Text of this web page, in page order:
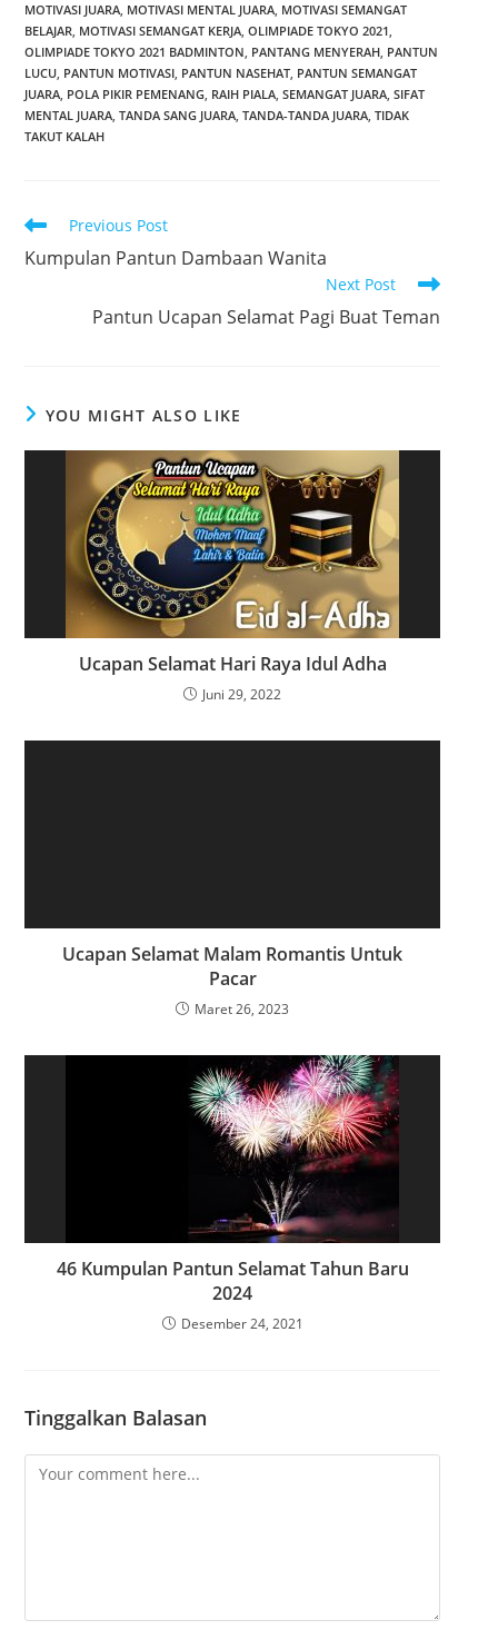
MOTIVASI JUARA, MOTIVASI MENTAL JUARA, MOTIVASI SEMANGAT
BELAJAR, MOTIVASI SEMANGAT KERJA, OLIMPIADE TOKYO 2021,
OLIMPIADE TOKYO 2021 BADMINTON, PANTANG MENYERAH, PANTUN
LUCU, PANTUN MOTIVASI, PANTUN NASEHAT, PANTUN SEMANGAT
JUARA, POLA PIKIR PEMENANG, RAIH PIALA, SEMANGAT JUARA, SIFAT
MENTAL JUARA, TANDA SANG JUARA, TANDA-TANDA JUARA, TIDAK
TAKUT KALAH
R
e
r
e
l
Previous Post
Kumpulan Pantun Dambaan Wanita
Next Post
Pantun Ucapan Selamat Pagi Buat Teman
YOU MIGHT ALSO LIKE
Ucapan Selamat Hari Raya Idul Adha
Juni 29, 2022
Ucapan Selamat Malam Romantis Untuk
Pacar
Maret 26, 2023
46 Kumpulan Pantun Selamat Tahun Baru
2024
Desember 24, 2021
Tinggalkan Balasan